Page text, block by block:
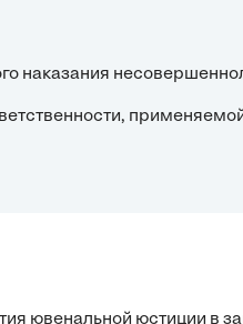
наказания
ювенальной юстиции в